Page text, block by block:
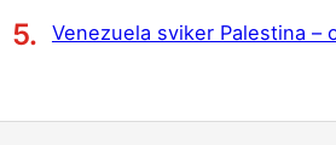
Venezuela sviker Palestina –